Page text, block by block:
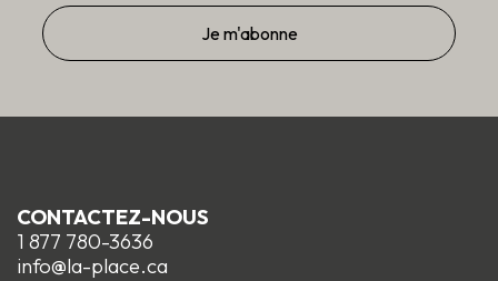
CONTACTEZ-NOUS
1 877 780-3636
info@la-place.ca